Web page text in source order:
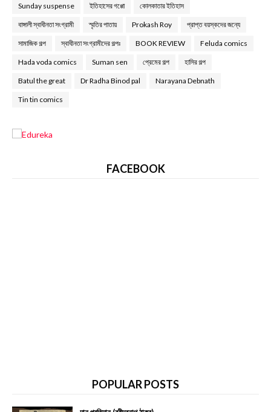
Sunday suspense ইতিহাসের গপ্পো কোলকাতার ইতিহাস
বাঙ্গালী স্বাধীনতা সংগ্রামী স্মৃতির পাতায় Prokash Roy প্রাপ্ত বয়স্কদের জন্যে
সামাজিক গল্প স্বাধীনতা সংগ্রামীদের গল্পঃ BOOK REVIEW Feluda comics
Hada voda comics Suman sen প্রেমের গল্প হাসির গল্প
Batul the great Dr Radha Binod pal Narayana Debnath
Tin tin comics
FACEBOOK
POPULAR POSTS